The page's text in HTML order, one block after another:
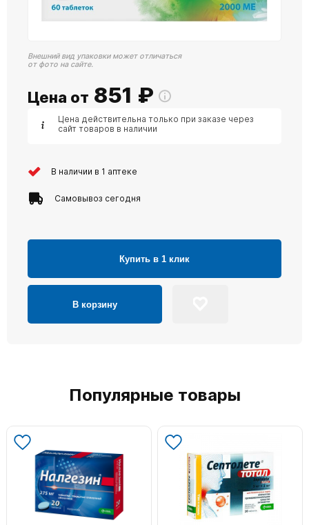
Внешний вид упаковки может отличаться
от фото на сайте.
Цена от 851 ₽
Цена действительна только при заказе через
сайт товаров в наличии
В наличии в 1 аптеке
Самовывоз сегодня
Купить в 1 клик
В корзину
Популярные товары